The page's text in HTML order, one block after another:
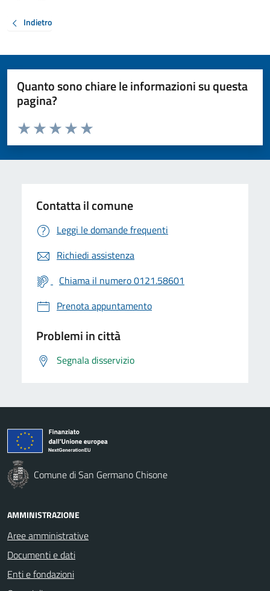
Indietro
Quanto sono chiare le informazioni su questa
pagina?
Valuta da 1 a 5 stelle la pagina
Valuta 5 stelle su 5
Valuta 4 stelle su 5
Valuta 3 stelle su 5
Valuta 2 stelle su 5
Valuta 1 stelle su 5
Contatta il comune
Leggi le domande frequenti
Richiedi assistenza
Chiama il numero 0121.58601
Prenota appuntamento
Problemi in città
Segnala disservizio
Comune di San Germano Chisone
AMMINISTRAZIONE
Aree amministrative
Documenti e dati
Enti e fondazioni